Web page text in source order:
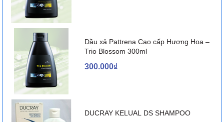
Dầu xả Pattrena Cao cấp Hương Hoa –
Trio Blossom 300ml
300.000₫
DUCRAY KELUAL DS SHAMPOO